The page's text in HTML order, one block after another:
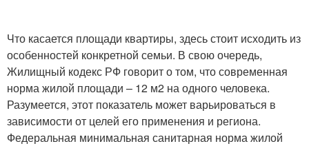
Что касается площади квартиры, здесь стоит исходить из
особенностей конкретной семьи. В свою очередь,
Жилищный кодекс РФ говорит о том, что современная
норма жилой площади – 12 м2 на одного человека.
Разумеется, этот показатель может варьироваться в
зависимости от целей его применения и региона.
Федеральная минимальная санитарная норма жилой